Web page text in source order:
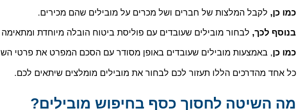
כמו כן, לקבל המלצות של חברים ושל מכרים על מובילים שהם מכירים.
בנוסף לכך, לבחור מובילים שעובדים עם פוליסת ביטוח הובלה מיוחדת ומתאימה
כמו כן, באמצעות מובילים שעובדים באופן מסודר עם הסכם המפרט את פרטי
כל אחד מהדרכים הללו תעזור לכם לבחור את מובילים מומלצים שיתאים לכם.
מה השיטה לחסוך כסף בחיפוש מובילים?